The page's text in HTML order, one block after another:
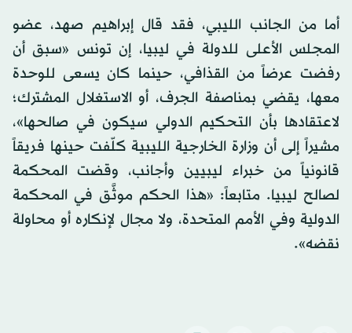
أما من الجانب الليبي، فقد قال إبراهيم صهد، عضو
المجلس الأعلى للدولة في ليبيا، إن تونس «سبق أن
رفضت عرضاً من القذافي، حينما كان يسعى للوحدة
معها، يقضي بمناصفة الجرف، أو الاستغلال المشترك؛
لاعتقادها بأن التحكيم الدولي سيكون في صالحها»،
مشيراً إلى أن وزارة الخارجية الليبية كلّفت حينها فريقاً
قانونياً من خبراء ليبيين وأجانب، وقضت المحكمة
لصالح ليبيا. متابعاً: «هذا الحكم موثَّق في المحكمة
الدولية وفي الأمم المتحدة، ولا مجال لإنكاره أو محاولة
نقضه».